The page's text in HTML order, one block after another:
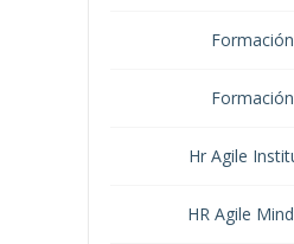
Formación
Formación
Hr Agile
HR Agile